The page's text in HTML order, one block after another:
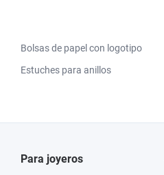
Bolsas de papel con logotipo
Estuches para anillos
Para joyeros